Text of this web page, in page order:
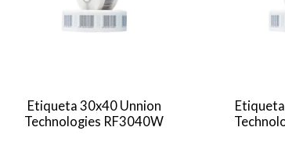
Etiqueta 30x40 Unnion
Technologies RF3040W